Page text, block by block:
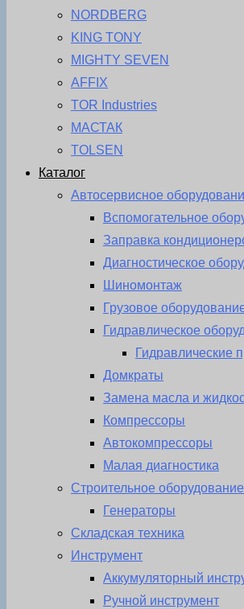
NORDBERG
KING TONY
MIGHTY SEVEN
AFFIX
TOR Industries
МАСТАК
TOLSEN
Каталог
Автосервисное
Вспомогательное
Заправка
Диагностическое
Шиномонтаж
Грузовое
Гидравлическое
Гидравлические
Домкраты
Замена масла и
Компрессоры
Автокомпрессоры
Малая диагностика
Строительное оборудование
Генераторы
Складская техника
Инструмент
Аккумуляторный
Ручной инструмент